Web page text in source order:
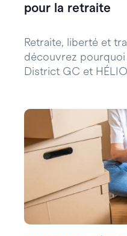
pour la retraite
Retraite, liberté et
découvrez
District GC et